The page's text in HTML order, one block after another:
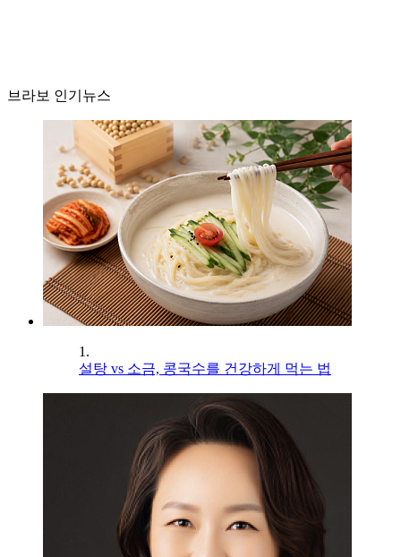
브라보 인기뉴스
1.
설탕 vs 소금, 콩국수를 건강하게 먹는 법